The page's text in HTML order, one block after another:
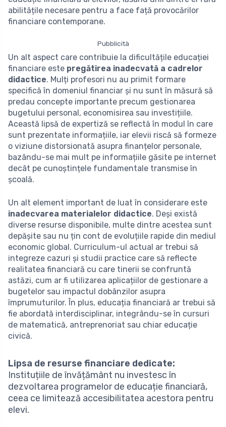
abilitățile necesare pentru a face față provocărilor
financiare contemporane.
Pubblicità
Un alt aspect care contribuie la dificultățile educației
financiare este pregătirea inadecvată a cadrelor
didactice. Mulți profesori nu au primit formare
specifică în domeniul financiar și nu sunt în măsură să
predau concepte importante precum gestionarea
bugetului personal, economisirea sau investițiile.
Această lipsă de expertiză se reflectă în modul în care
sunt prezentate informațiile, iar elevii riscă să formeze
o viziune distorsionată asupra finanțelor personale,
bazându-se mai mult pe informațiile găsite pe internet
decât pe cunoștințele fundamentale transmise în
școală.
Un alt element important de luat în considerare este
inadecvarea materialelor didactice. Deși există
diverse resurse disponibile, multe dintre acestea sunt
depășite sau nu țin cont de evoluțiile rapide din mediul
economic global. Curriculum-ul actual ar trebui să
integreze cazuri și studii practice care să reflecte
realitatea financiară cu care tinerii se confruntă
astăzi, cum ar fi utilizarea aplicațiilor de gestionare a
bugetelor sau impactul dobânzilor asupra
împrumuturilor. În plus, educația financiară ar trebui să
fie abordată interdisciplinar, integrându-se în cursuri
de matematică, antreprenoriat sau chiar educație
civică.
Lipsa de resurse financiare dedicate:
Instituțiile de învățământ nu investesc în
dezvoltarea programelor de educație financiară,
ceea ce limitează accesibilitatea acestora pentru
elevi.